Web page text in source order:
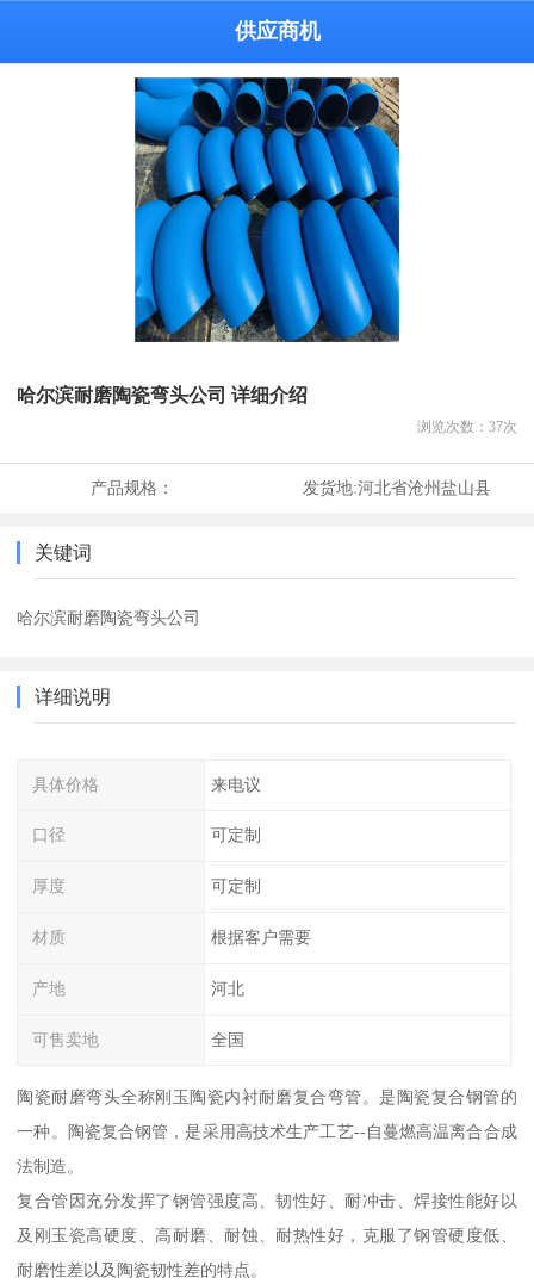
供应商机
哈尔滨耐磨陶瓷弯头公司 详细介绍
浏览次数： 37次
产品规格： 发货地:河北省沧州盐山县
关键词
哈尔滨耐磨陶瓷弯头公司
详细说明
具体价格 来电议
口径 可定制
厚度 可定制
材质 根据客户需要
产地 河北
可售卖地 全国
陶瓷耐磨弯头全称刚玉陶瓷内衬耐磨复合弯管。是陶瓷复合钢管的
一种。陶瓷复合钢管，是采用高技术生产工艺--自蔓燃高温离合合成
法制造。
复合管因充分发挥了钢管强度高、韧性好、耐冲击、焊接性能好以
及刚玉瓷高硬度、高耐磨、耐蚀、耐热性好，克服了钢管硬度低、
耐磨性差以及陶瓷韧性差的特点。